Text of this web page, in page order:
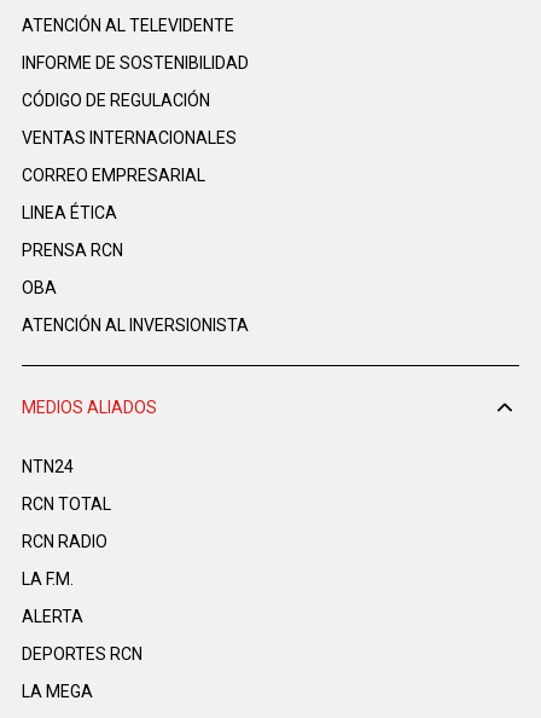
ATENCIÓN AL TELEVIDENTE
INFORME DE SOSTENIBILIDAD
CÓDIGO DE REGULACIÓN
VENTAS INTERNACIONALES
CORREO EMPRESARIAL
LINEA ÉTICA
PRENSA RCN
OBA
ATENCIÓN AL INVERSIONISTA
MEDIOS ALIADOS
NTN24
RCN TOTAL
RCN RADIO
LA F.M.
ALERTA
DEPORTES RCN
LA MEGA